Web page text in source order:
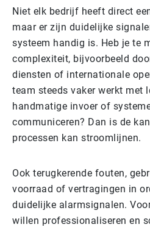
Niet elk bedrijf heeft direct
maar er zijn duidelijke
systeem handig is. Heb je te
complexiteit, bijvoorbeeld
diensten of internationale
team steeds vaker werkt met
handmatige invoer of
communiceren? Dan is de
processen kan stroomlijnen.
Ook terugkerende fouten,
voorraad of vertragingen in
duidelijke alarmsignalen.
willen professionaliseren en